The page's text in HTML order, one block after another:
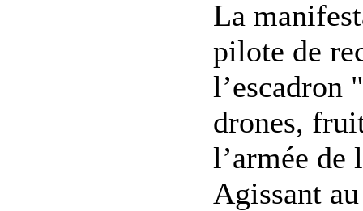
La
pilote de
l’escadron
drones,
l’armée de
Agissant